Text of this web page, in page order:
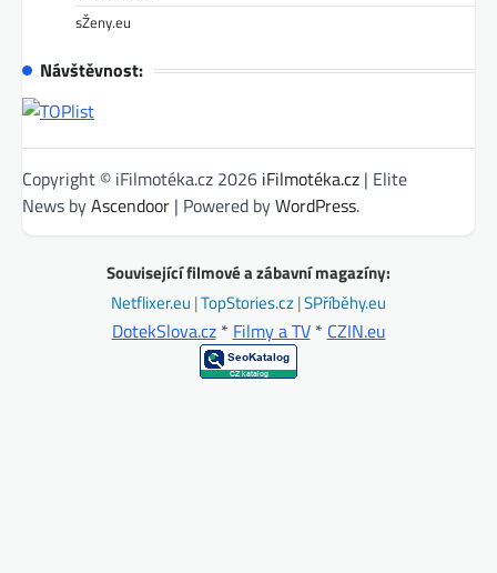
sŽeny.eu
Návštěvnost:
Copyright © iFilmotéka.cz 2026 iFilmotéka.cz | Elite
News byAscendoor | Powered byWordPress.
Související filmové a zábavní magazíny:
Netflixer.eu |TopStories.cz|SPříběhy.eu
DotekSlova.cz* Filmy a TV* CZIN.eu